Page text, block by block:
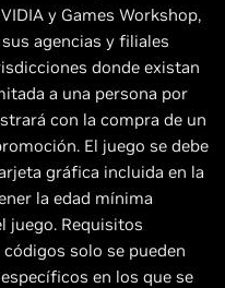
y Games Workshop,
agencias y filiales
donde existan
a una persona por
con la compra de un
El juego se debe
gráfica incluida en la
la edad mínima
juego. Requisitos
solo se pueden
en los que se